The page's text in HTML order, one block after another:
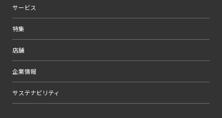
サービス
特集
店舗
企業情報
サステナビリティ